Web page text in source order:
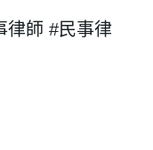
律師 #民事律